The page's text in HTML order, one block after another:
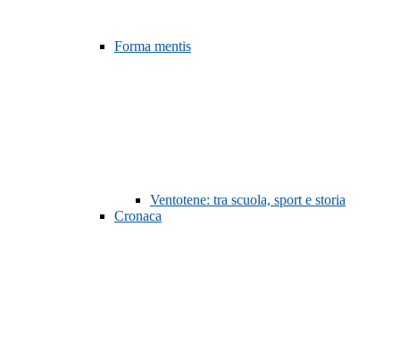
Forma mentis
Ventotene: tra scuola, sport e storia
Cronaca